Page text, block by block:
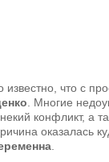
известно, что с
. Многие
конфликт, а
оказалась